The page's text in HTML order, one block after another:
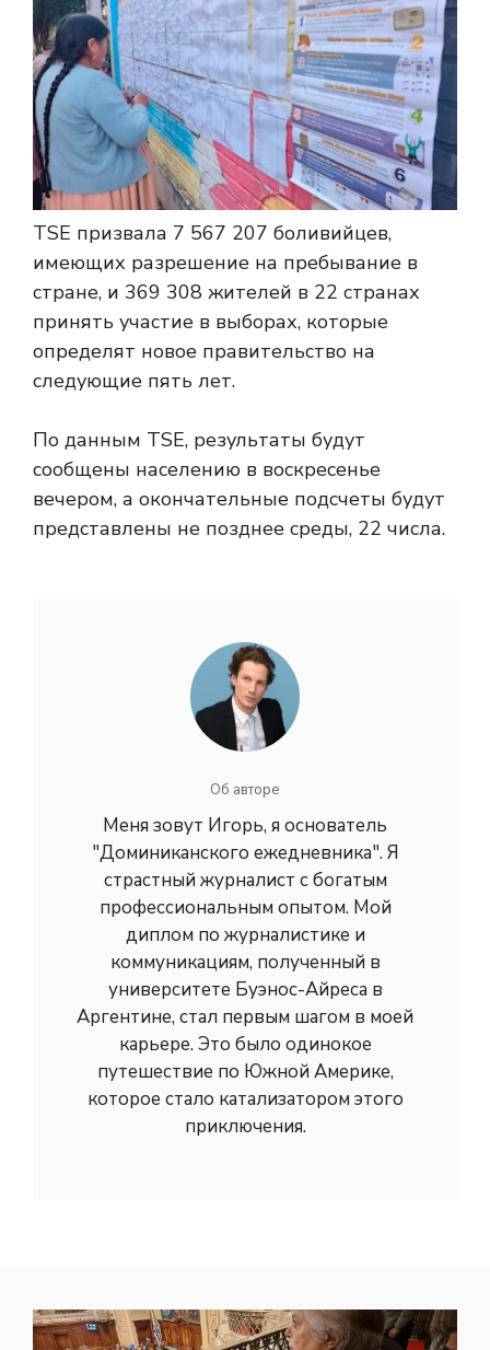
TSE призвала 7 567 207 боливийцев,
имеющих разрешение на пребывание в
стране, и 369 308 жителей в 22 странах
принять участие в выборах, которые
определят новое правительство на
следующие пять лет.
По данным TSE, результаты будут
сообщены населению в воскресенье
вечером, а окончательные подсчеты будут
представлены не позднее среды, 22 числа.
Об авторе
Меня зовут Игорь, я основатель
"Доминиканского ежедневника". Я
страстный журналист с богатым
профессиональным опытом. Мой
диплом по журналистике и
коммуникациям, полученный в
университете Буэнос-Айреса в
Аргентине, стал первым шагом в моей
карьере. Это было одинокое
путешествие по Южной Америке,
которое стало катализатором этого
приключения.